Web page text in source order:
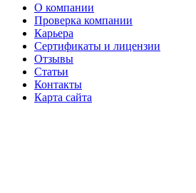
О компании
Проверка компании
Карьера
Сертификаты и лицензии
Отзывы
Статьи
Контакты
Карта сайта